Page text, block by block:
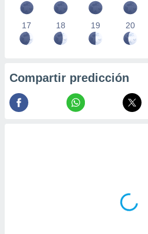
17 18 19 20
Compartir predicción